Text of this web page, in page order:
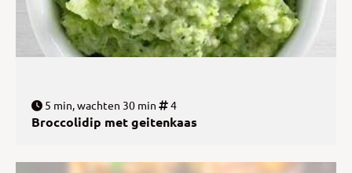
5 min, wachten 30 min 4
Broccolidip met geitenkaas